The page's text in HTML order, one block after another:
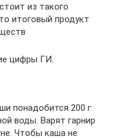
из такого
итоговый продукт
цифры ГИ.
понадобится 200 г
воды. Варят гарнир
Чтобы каша не